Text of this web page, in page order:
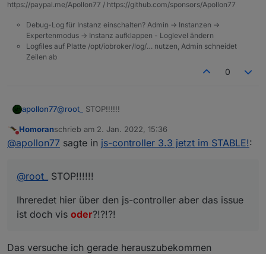
https://paypal.me/Apollon77 / https://github.com/sponsors/Apollon77
Debug-Log für Instanz einschalten? Admin -> Instanzen ->
Expertenmodus -> Instanz aufklappen - Loglevel ändern
Logfiles auf Platte /opt/iobroker/log/… nutzen, Admin schneidet
Zeilen ab
0
apollon77@root_ STOP!!!!!!
Ihreredet hier über den js-controller aber das issue
ist doch vis oder?!?!?!
Nicht stören
Homoranschrieb am 2. Jan. 2022, 15:36
zuletzt editiert von
@apollon77 sagte in js-controller 3.3 jetzt im STABLE!:
@root_
STOP!!!!!!
Ihreredet hier über den js-controller aber das issue
ist doch vis oder?!?!?!
Das versuche ich gerade herauszubekommen